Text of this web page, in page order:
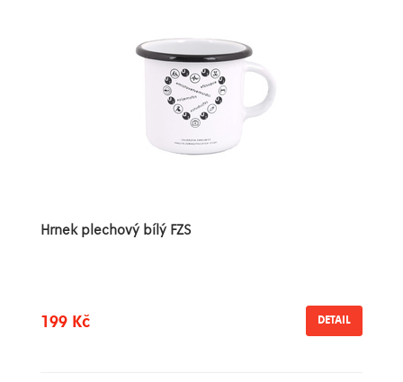
Hrnek plechový bílý FZS
199 Kč DETAIL